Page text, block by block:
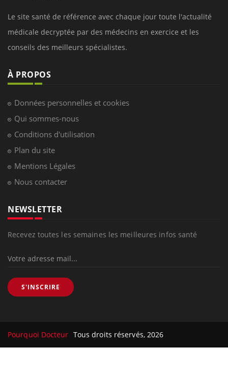
Le site santé de référence avec chaque jour toute l'actualité
médicale decryptée par des médecins en exercice et les
conseils des meilleurs spécialistes.
À PROPOS
Données personnelles et cookies
Qui sommes-nous
Conditions d'utilisation
Plan du site
Mentions Légales
Nous contacter
NEWSLETTER
Recevez toutes les semaines les meilleures infos santé
S'INSCRIRE
Pourquoi Docteur Tous droits réservés, 2026